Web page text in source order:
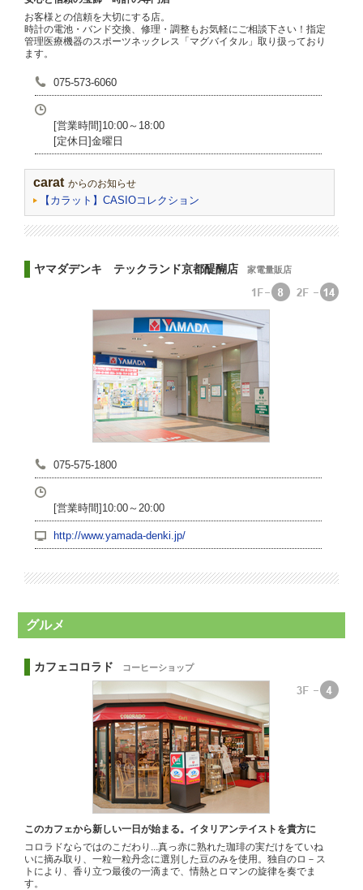
お客様との信頼を大切にする店。
時計の電池・バンド交換、修理・調整もお気軽にご相談下さい！指定
管理医療機器のスポーツネックレス「マグバイタル」取り扱っており
ます。
075-573-6060
[営業時間]10:00～18:00
[定休日]金曜日
carat からのお知らせ
【カラット】CASIOコレクション
ヤマダデンキ テックランド京都醍醐店 家電量販店
075-575-1800
[営業時間]10:00～20:00
http://www.yamada-denki.jp/
グルメ
カフェコロラド コーヒーショップ
このカフェから新しい一日が始まる。イタリアンテイストを貴方に
コロラドならではのこだわり...真っ赤に熟れた珈琲の実だけをていね
いに摘み取り、一粒一粒丹念に選別した豆のみを使用。独自のロ－ス
トにより、香り立つ最後の一滴まで、情熱とロマンの旋律を奏でま
す。